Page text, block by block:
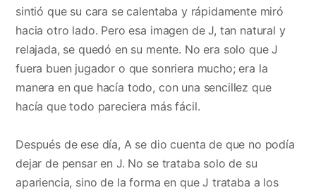
sintió que su cara se calentaba y rápidamente miró
hacia otro lado. Pero esa imagen de J, tan natural y
relajada, se quedó en su mente. No era solo que J
fuera buen jugador o que sonriera mucho; era la
manera en que hacía todo, con una sencillez que
hacía que todo pareciera más fácil.
Después de ese día, A se dio cuenta de que no podía
dejar de pensar en J. No se trataba solo de su
apariencia, sino de la forma en que J trataba a los